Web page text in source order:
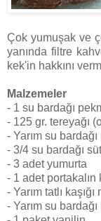
Çok yumuşak ve
yanında filtre
kek'in hakkını
Malzemeler
- 1 su bardağı
- 125 gr. tereyağı
- Yarım su
- 3/4 su bardağı
- 3 adet yumurta
- 1 adet
- Yarım tatlı
- Yarım su bardağı